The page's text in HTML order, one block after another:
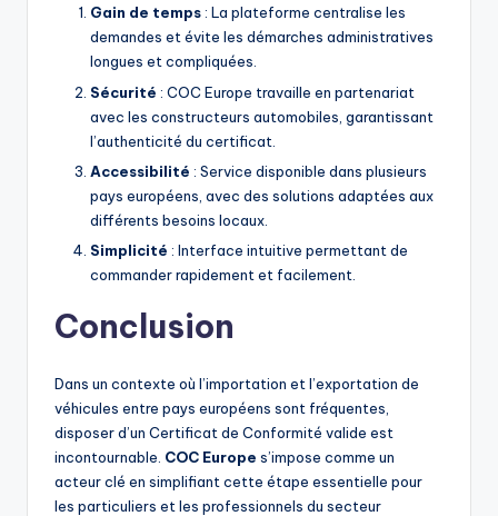
Gain de temps : La plateforme centralise les
demandes et évite les démarches administratives
longues et compliquées.
Sécurité : COC Europe travaille en partenariat
avec les constructeurs automobiles, garantissant
l’authenticité du certificat.
Accessibilité : Service disponible dans plusieurs
pays européens, avec des solutions adaptées aux
différents besoins locaux.
Simplicité : Interface intuitive permettant de
commander rapidement et facilement.
Conclusion
Dans un contexte où l’importation et l’exportation de
véhicules entre pays européens sont fréquentes,
disposer d’un Certificat de Conformité valide est
incontournable. COC Europe s’impose comme un
acteur clé en simplifiant cette étape essentielle pour
les particuliers et les professionnels du secteur